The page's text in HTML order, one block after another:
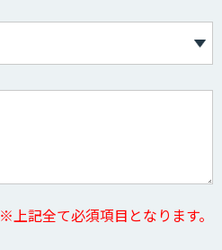
※上記全て必須項目となります。